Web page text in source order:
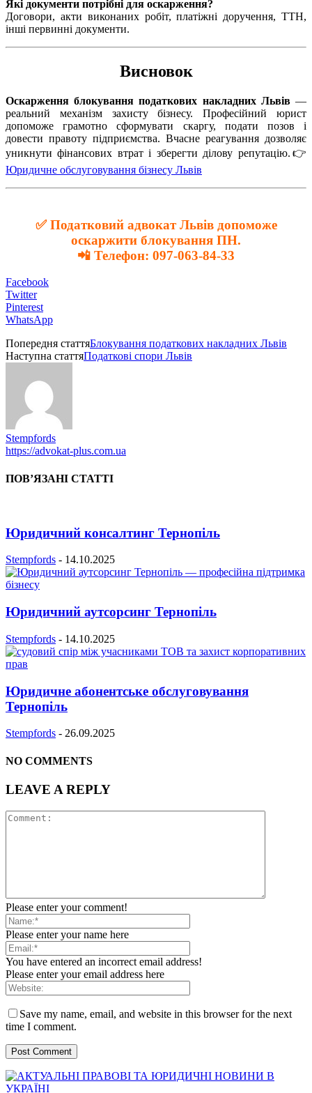
Які документи потрібні для оскарження?
Договори, акти виконаних робіт, платіжні доручення, ТТН,
інші первинні документи.
Висновок
Оскарження блокування податкових накладних Львів—
реальний механізм захисту бізнесу. Професійний юрист
допоможе грамотно сформувати скаргу, подати позов і
довести правоту підприємства. Вчасне реагування дозволяє
уникнути фінансових втрат і зберегти ділову репутацію.👉
Юридичне обслуговування бізнесу Львів
✅ Податковий адвокат Львів допоможе
оскаржити блокування ПН.
📲 Телефон: 097-063-84-33
Facebook
Twitter
Pinterest
WhatsApp
Попередня статтяБлокування податкових накладних Львів
Наступна статтяПодаткові спори Львів
Stempfords
https://advokat-plus.com.ua
ПОВ’ЯЗАНІ СТАТТІ
Юридичний консалтинг Тернопіль
Stempfords - 14.10.2025
Юридичний аутсорсинг Тернопіль
Stempfords - 14.10.2025
Юридичне абонентське обслуговування
Тернопіль
Stempfords - 26.09.2025
NO COMMENTS
LEAVE A REPLY
Please enter your comment!
Please enter your name here
You have entered an incorrect email address!
Please enter your email address here
Save my name, email, and website in this browser for the next
time I comment.